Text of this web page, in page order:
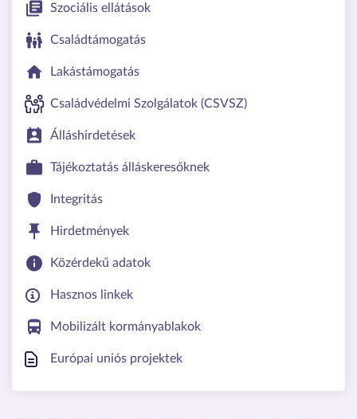
Szociális ellátások
Családtámogatás
Lakástámogatás
Családvédelmi Szolgálatok (CSVSZ)
Álláshirdetések
Tájékoztatás álláskeresőknek
Integritás
Hirdetmények
Közérdekű adatok
Hasznos linkek
Mobilizált kormányablakok
Európai uniós projektek